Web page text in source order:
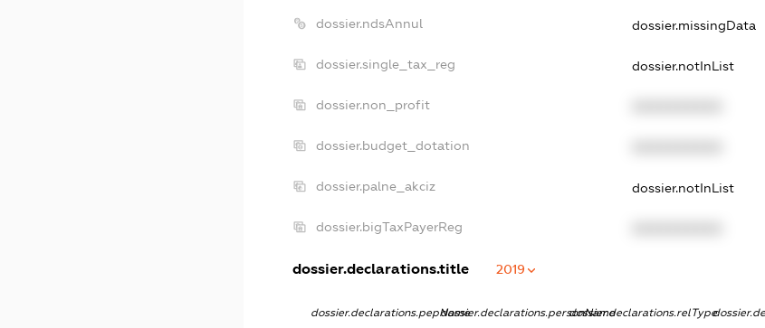
dossier.ndsAnnul dossier.missingData
dossier.single_tax_reg dossier.notInList
dossier.non_profit
dossier.budget_dotation
dossier.palne_akciz dossier.notInList
dossier.bigTaxPayerReg
dossier.declarations.title 2019
dossier.declarations.pepNamedossier.declarations.personNamedossier.declarations.relType